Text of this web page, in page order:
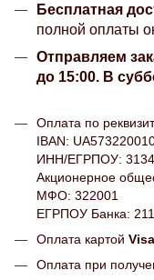
Бесплатная
полной оплаты
Отправляем
до 15:00. В
Оплата по
IBAN:
ИНН/ЕГРПОУ:
Акционерное
МФО: 322001
ЕГРПОУ Банка:
Оплата картой
Оплата при